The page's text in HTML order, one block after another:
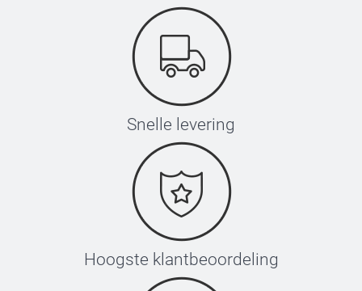
Snelle levering
Hoogste klantbeoordeling